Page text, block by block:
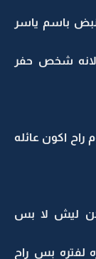
باسم ياسر
شخص حفر
اكون عائله
ليش لا بس
لفتره بس راح